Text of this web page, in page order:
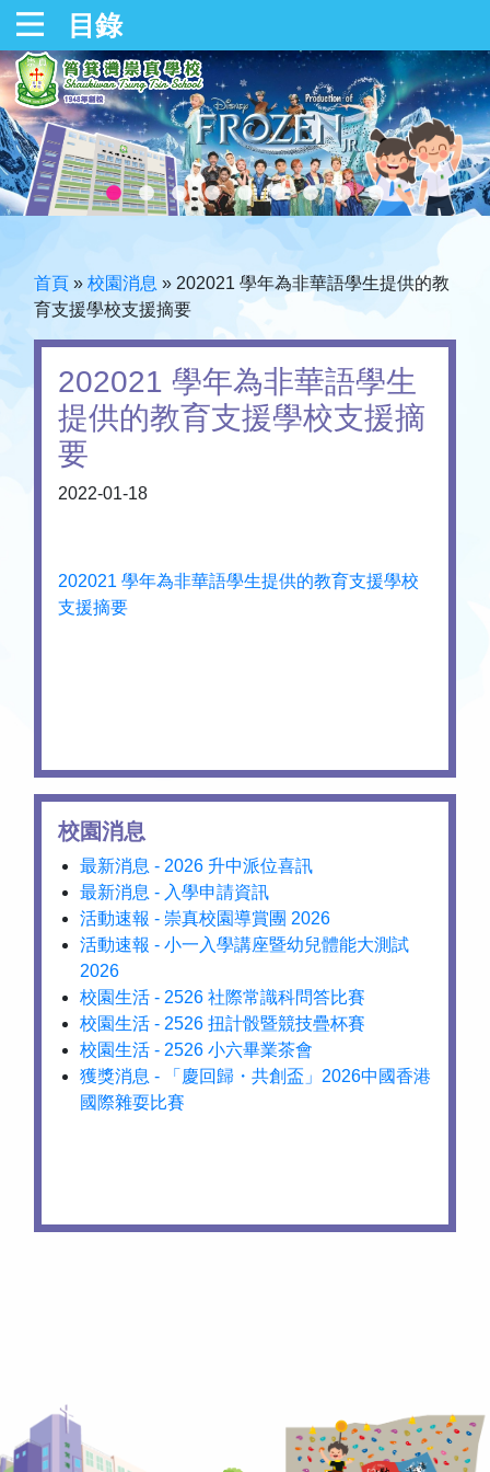
目錄
首頁 » 校園消息 » 202021 學年為非華語學生提供的教
育支援學校支援摘要
202021 學年為非華語學生
提供的教育支援學校支援摘
要
2022-01-18
202021 學年為非華語學生提供的教育支援學校
支援摘要
校園消息
最新消息 - 2026 升中派位喜訊
最新消息 - 入學申請資訊
活動速報 - 崇真校園導賞團 2026
活動速報 - 小一入學講座暨幼兒體能大測試
2026
校園生活 - 2526 社際常識科問答比賽
校園生活 - 2526 扭計骰暨競技疊杯賽
校園生活 - 2526 小六畢業茶會
獲獎消息 - 「慶回歸・共創盃」2026中國香港
國際雜耍比賽